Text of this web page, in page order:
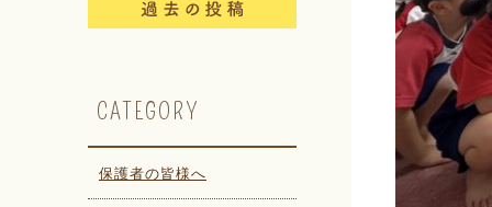
CATEGORY
保護者の皆様へ